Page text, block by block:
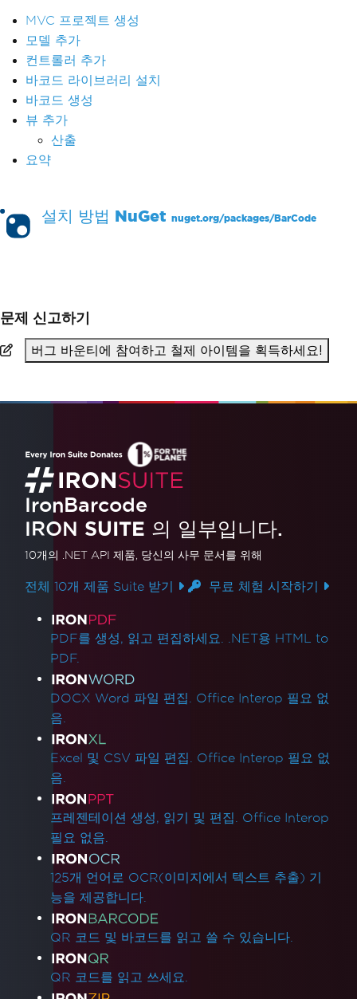
MVC 프로젝트 생성
모델 추가
컨트롤러 추가
바코드 라이브러리 설치
바코드 생성
뷰 추가
산출
요약
설치 방법 NuGet nuget.org/packages/BarCode
문제 신고하기
버그 바운티에 참여하고 철제 아이템을 획득하세요!
IronBarcode
IRON SUITE 의 일부입니다.
10개의 .NET API 제품, 당신의 사무 문서를 위해
전체 10개 제품 Suite 받기 무료 체험 시작하기
제품 링크
PDF를 생성, 읽고 편집하세요. .NET용 HTML to
PDF.
DOCX Word 파일 편집. Office Interop 필요 없
음.
Excel 및 CSV 파일 편집. Office Interop 필요 없
음.
프레젠테이션 생성, 읽기 및 편집. Office Interop
필요 없음.
125개 언어로 OCR(이미지에서 텍스트 추출) 기
능을 제공합니다.
QR 코드 및 바코드를 읽고 쓸 수 있습니다.
QR 코드를 읽고 쓰세요.